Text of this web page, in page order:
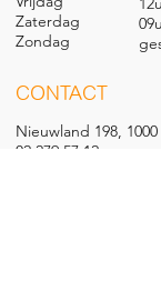
Zaterdag
Zondag
CONTACT
Nieuwland 198,
02 279 57 12